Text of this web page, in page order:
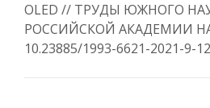
OLED // ТРУДЫ ЮЖНОГО
РОССИЙСКОЙ АКАДЕМИИ
10.23885/1993-6621-2021-9-